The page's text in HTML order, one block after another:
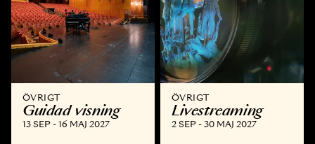
ÖVRIGT
Guidad visning
13 SEP - 16 MAJ 2027
ÖVRIGT
Livestreaming
2 SEP - 30 MAJ 2027